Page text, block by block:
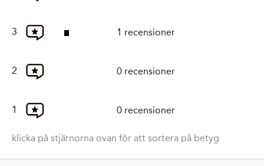
3 1 recensioner
2 0 recensioner
1 0 recensioner
klicka på stjärnorna ovan för att sortera på betyg